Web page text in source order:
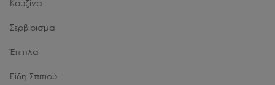
Κουζίνα
Σερβίρισμα
Έπιπλα
Είδη Σπιτιού